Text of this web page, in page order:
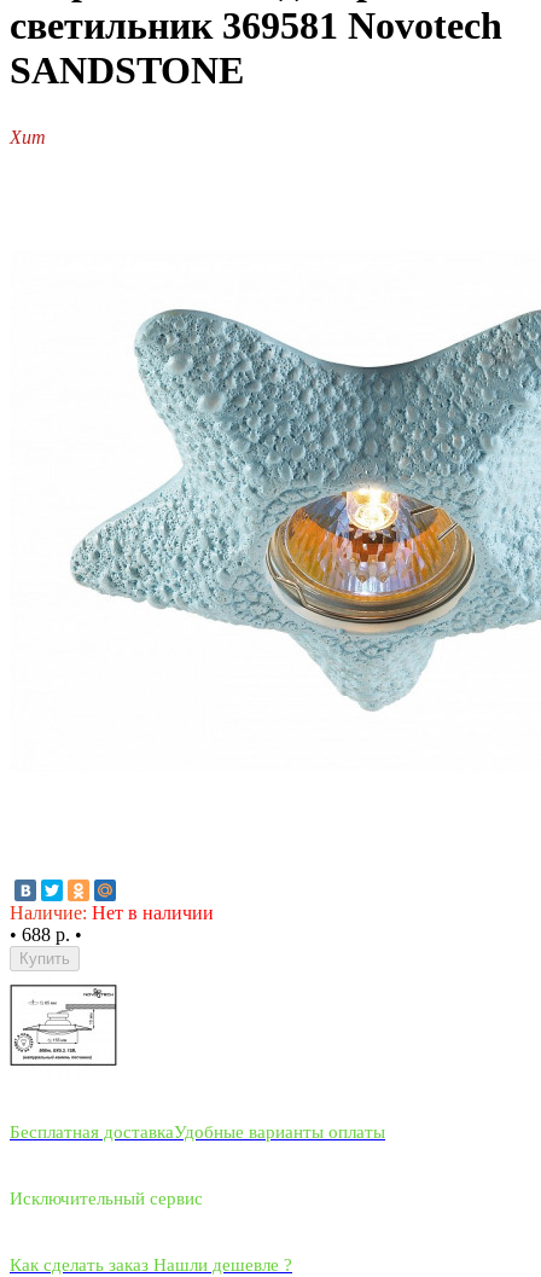
светильник 369581 Novotech
SANDSTONE
Хит
Наличие: Нет в наличии
• 688 р. •
Купить
Бесплатная доставкаУдобные варианты оплаты
Исключительный сервис
Как сделать заказ Нашли дешевле ?